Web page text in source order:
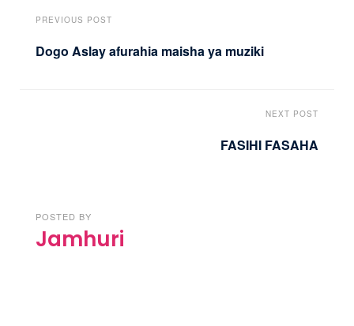
PREVIOUS POST
Dogo Aslay afurahia maisha ya muziki
NEXT POST
FASIHI FASAHA
POSTED BY
Jamhuri